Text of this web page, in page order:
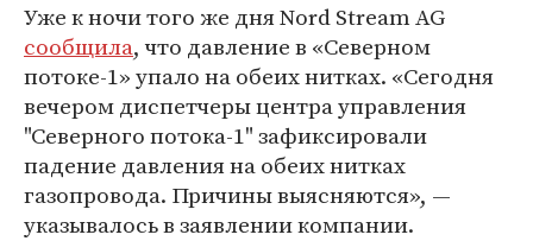
Уже к ночи того же дня Nord Stream AG
сообщила, что давление в «Северном
потоке-1» упало на обеих нитках. «Сегодня
вечером диспетчеры центра управления
"Северного потока-1" зафиксировали
падение давления на обеих нитках
газопровода. Причины выясняются», —
указывалось в заявлении компании.